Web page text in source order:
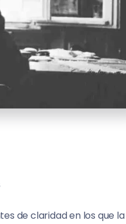
de claridad en los que la